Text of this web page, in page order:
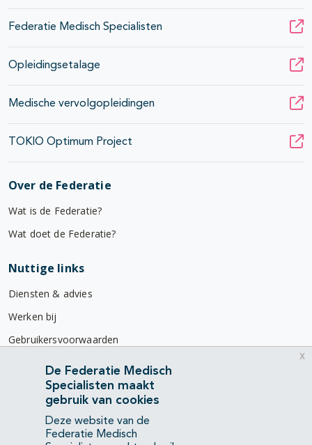
Federatie Medisch Specialisten
Opleidingsetalage
Medische vervolgopleidingen
TOKIO Optimum Project
Over de Federatie
Wat is de Federatie?
Wat doet de Federatie?
Nuttige links
Diensten & advies
Werken bij
Gebruikersvoorwaarden
Privacyverklaring
Contact
Mercatorlaan 1200
3528 BL Utrecht
De Federatie Medisch
Specialisten maakt
gebruik van cookies
Deze website van de
Federatie Medisch
x